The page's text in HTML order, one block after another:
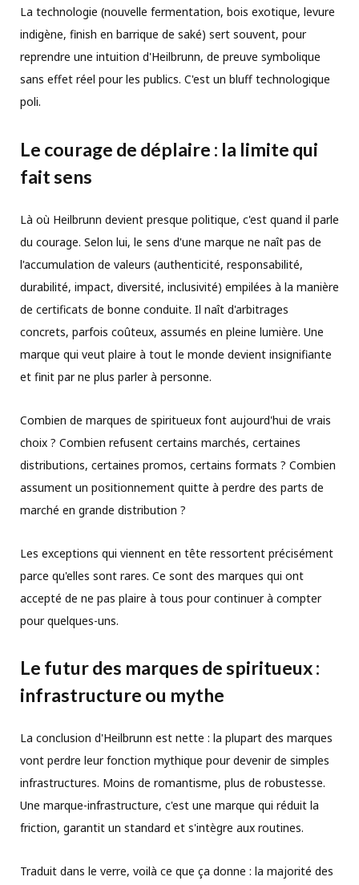
La technologie (nouvelle fermentation, bois exotique, levure
indigène, finish en barrique de saké) sert souvent, pour
reprendre une intuition d'Heilbrunn, de preuve symbolique
sans effet réel pour les publics. C'est un bluff technologique
poli.
Le courage de déplaire : la limite qui
fait sens
Là où Heilbrunn devient presque politique, c'est quand il parle
du courage. Selon lui, le sens d'une marque ne naît pas de
l'accumulation de valeurs (authenticité, responsabilité,
durabilité, impact, diversité, inclusivité) empilées à la manière
de certificats de bonne conduite. Il naît d'arbitrages
concrets, parfois coûteux, assumés en pleine lumière. Une
marque qui veut plaire à tout le monde devient insignifiante
et finit par ne plus parler à personne.
Combien de marques de spiritueux font aujourd'hui de vrais
choix ? Combien refusent certains marchés, certaines
distributions, certaines promos, certains formats ? Combien
assument un positionnement quitte à perdre des parts de
marché en grande distribution ?
Les exceptions qui viennent en tête ressortent précisément
parce qu'elles sont rares. Ce sont des marques qui ont
accepté de ne pas plaire à tous pour continuer à compter
pour quelques-uns.
Le futur des marques de spiritueux :
infrastructure ou mythe
La conclusion d'Heilbrunn est nette : la plupart des marques
vont perdre leur fonction mythique pour devenir de simples
infrastructures. Moins de romantisme, plus de robustesse.
Une marque-infrastructure, c'est une marque qui réduit la
friction, garantit un standard et s'intègre aux routines.
Traduit dans le verre, voilà ce que ça donne : la majorité des